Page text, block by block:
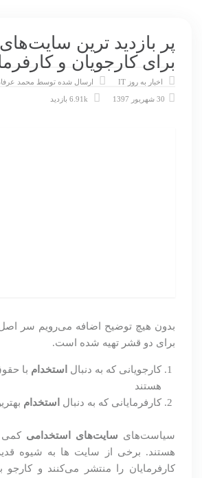
پر بازدید ترین
برای کارجویان و
اخبار به روز IT ارسال شده توسط محمد
30 شهریور 1397
بدون هیچ توضیح اضافه می‌رویم سر
برای دو قشر تهیه شده است.
کارجویانی که به دنبال استخدام با
هستند
کارفرمایانی که به دنبال
استخدام
سیاست‌های سایت‌های استخدامی کمی
هستند. برخی از سایت ها به شیوه
کارفرمایان را منتشر می‌کنند و کارجو